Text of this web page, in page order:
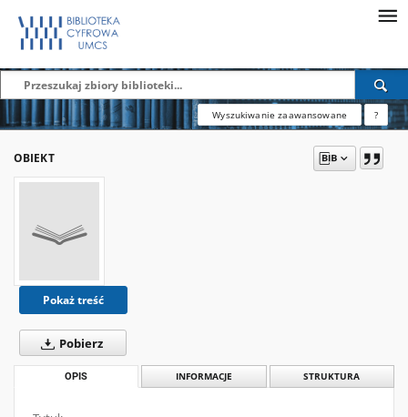
Wyszukiwanie zaawansowane ?
OBIEKT
Pokaż treść
Pobierz
OPIS INFORMACJE STRUKTURA